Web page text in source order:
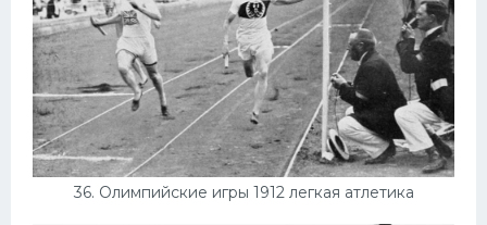
36. Олимпийские игры 1912 легкая атлетика